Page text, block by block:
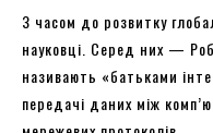
З часом до розвитку
науковці. Серед них —
називають «батьками
передачі даних між